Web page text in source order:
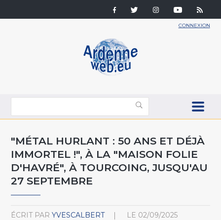
CONNEXION
"MÉTAL HURLANT : 50 ANS ET DÉJÀ
IMMORTEL !", À LA "MAISON FOLIE
D'HAVRÉ", À TOURCOING, JUSQU'AU
27 SEPTEMBRE
ÉCRIT PAR YVESCALBERT LE 02/09/2025